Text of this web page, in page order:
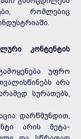
რომლებიც
კონტენტის
უფრო
არა
სურათებს,
დარწმუნდით,
არის მეტა-